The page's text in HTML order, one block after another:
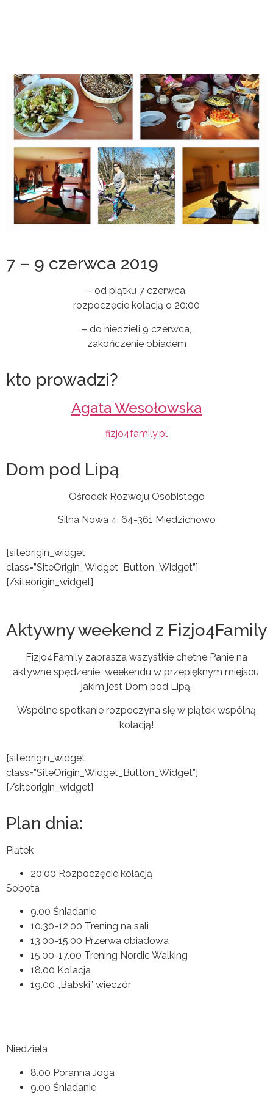
7 – 9 czerwca 2019
– od piątku 7 czerwca,
rozpoczęcie kolacją o 20:00
– do niedzieli 9 czerwca,
zakończenie obiadem
kto prowadzi?
Agata Wesołowska
fizjo4family.pl
Dom pod Lipą
Ośrodek Rozwoju Osobistego
Silna Nowa 4, 64-361 Miedzichowo
[siteorigin_widget
class=”SiteOrigin_Widget_Button_Widget”]
[/siteorigin_widget]
Aktywny weekend z Fizjo4Family
Fizjo4Family zaprasza wszystkie chętne Panie na
aktywne spędzenie weekendu w przepięknym miejscu,
jakim jest Dom pod Lipą.
Wspólne spotkanie rozpoczyna się w piątek wspólną
kolacją!
[siteorigin_widget
class=”SiteOrigin_Widget_Button_Widget”]
[/siteorigin_widget]
Plan dnia:
Piątek
20:00 Rozpoczęcie kolacją
Sobota
9.00 Śniadanie
10.30-12.00 Trening na sali
13.00-15.00 Przerwa obiadowa
15.00-17.00 Trening Nordic Walking
18.00 Kolacja
19.00 „Babski” wieczór
Niedziela
8.00 Poranna Joga
9.00 Śniadanie